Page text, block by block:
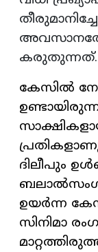
കരുതുന്നത്.
കേസില്‍
ദിലീപും
ഉയര്‍ന്ന
സിനിമാ